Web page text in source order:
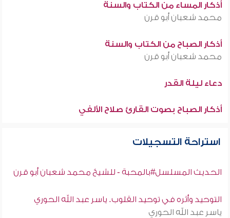
أذكار المساء من الكتاب والسنة
محمد شعبان أبو قرن
أذكار الصباح من الكتاب والسنة
محمد شعبان أبو قرن
دعاء ليلة القدر
أذكار الصباح بصوت القارئ صلاح الألفي
استراحة التسجيلات
الحديث المسلسل#بالمحبة - للشيخ محمد شعبان أبو قرن
التوحيد وأثره في توحيد القلوب. ياسر عبد الله الحوري
ياسر عبد الله الحوري